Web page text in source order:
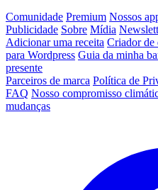
Comunidade Premium Nossos
Publicidade Sobre Mídia
Adicionar uma receita Criador de
para Wordpress Guia da minha
presente
Parceiros de marca Política de
FAQ Nosso compromisso
mudanças